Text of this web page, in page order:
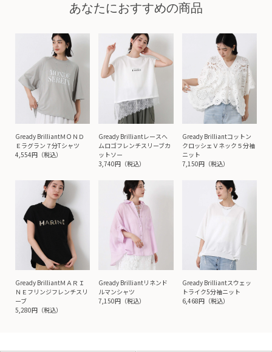
あなたにおすすめの商品
Gready BrilliantＭＯＮＤ
Ｅラグラン７分Tシャツ
4,554円（税込）
Gready Brilliantレースへ
ムロゴフレンチスリーブカ
ットソー
3,740円（税込）
Gready Brilliantコットン
クロッシェＶネック５分袖
ニット
7,150円（税込）
Gready BrilliantＭＡＲＩ
ＮＥフリンジフレンチスリ
ーブ
5,280円（税込）
Gready Brilliantリネンド
ルマンシャツ
7,150円（税込）
Gready Brilliantスウェッ
トライク5分袖ニット
6,468円（税込）